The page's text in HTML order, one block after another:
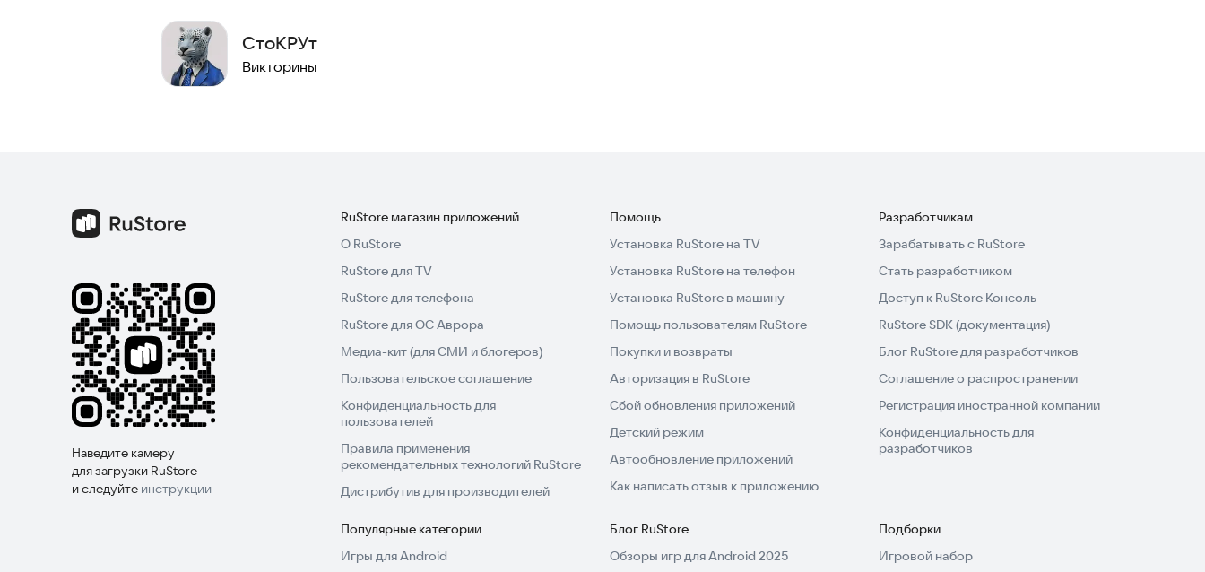
СтоКРУт
Викторины
Наведите камеру
для загрузки RuStore
и следуйте инструкции
RuStore магазин приложений
О RuStore
RuStore для TV
RuStore для телефона
RuStore для ОС Аврора
Медиа-кит (для СМИ и блогеров)
Пользовательское соглашение
Конфиденциальность для
пользователей
Правила применения
рекомендательных технологий RuStore
Дистрибутив для производителей
Помощь
Установка RuStore на TV
Установка RuStore на телефон
Установка RuStore в машину
Помощь пользователям RuStore
Покупки и возвраты
Авторизация в RuStore
Сбой обновления приложений
Детский режим
Автообновление приложений
Как написать отзыв к приложению
Разработчикам
Зарабатывать с RuStore
Стать разработчиком
Доступ к RuStore Консоль
RuStore SDK (документация)
Блог RuStore для разработчиков
Соглашение о распространении
Регистрация иностранной компании
Конфиденциальность для
разработчиков
Популярные категории
Игры для Android
Блог RuStore
Обзоры игр для Android 2025
Подборки
Игровой набор